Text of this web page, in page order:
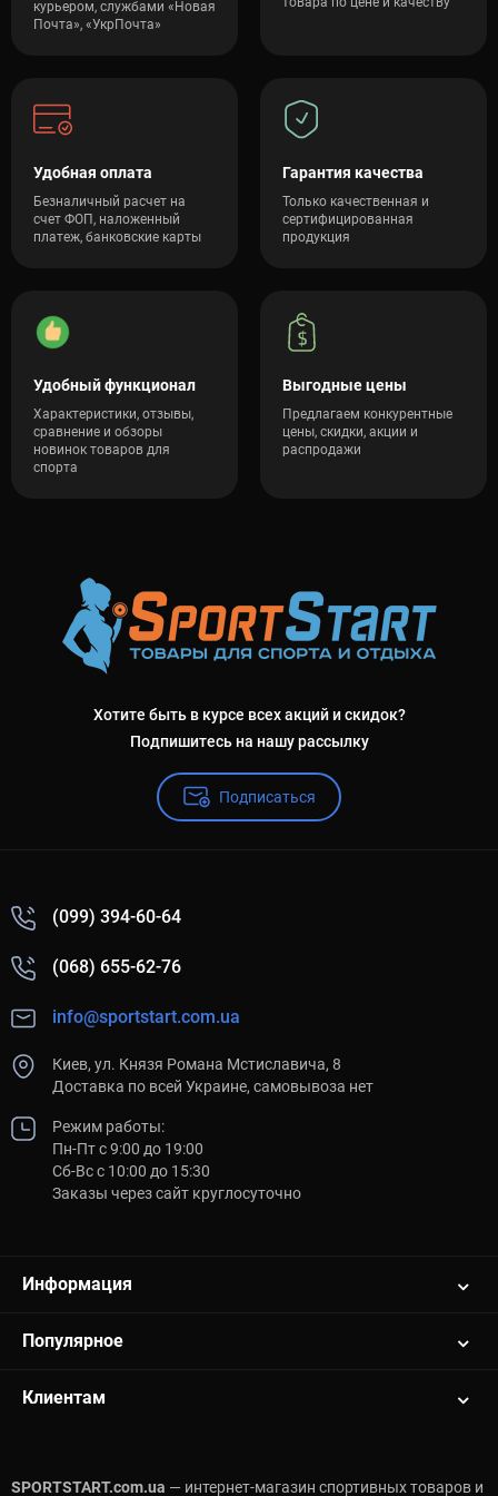
курьером, службами «Новая
Почта», «УкрПочта»
Удобная оплата
Безналичный расчет на
счет ФОП, наложенный
платеж, банковские карты
Гарантия качества
Только качественная и
сертифицированная
продукция
Удобный функционал
Характеристики, отзывы,
сравнение и обзоры
новинок товаров для
спорта
Выгодные цены
Предлагаем конкурентные
цены, скидки, акции и
распродажи
Хотите быть в курсе всех акций и скидок?
Подпишитесь на нашу рассылку
Подписаться
(099) 394-60-64
(068) 655-62-76
info@sportstart.com.ua
Киев, ул. Князя Романа Мстиславича, 8
Доставка по всей Украине, самовывоза нет
Режим работы:
Пн-Пт с 9:00 до 19:00
Сб-Вс с 10:00 до 15:30
Заказы через сайт круглосуточно
Информация
Популярное
Клиентам
SPORTSTART.com.ua — интернет-магазин спортивных товаров и